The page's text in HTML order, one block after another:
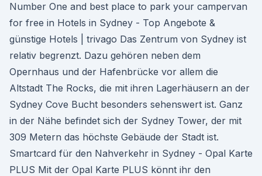
Number One and best place to park your campervan
for free in Hotels in Sydney - Top Angebote &
günstige Hotels | trivago Das Zentrum von Sydney ist
relativ begrenzt. Dazu gehören neben dem
Opernhaus und der Hafenbrücke vor allem die
Altstadt The Rocks, die mit ihren Lagerhäusern an der
Sydney Cove Bucht besonders sehenswert ist. Ganz
in der Nähe befindet sich der Sydney Tower, der mit
309 Metern das höchste Gebäude der Stadt ist.
Smartcard für den Nahverkehr in Sydney - Opal Karte
PLUS Mit der Opal Karte PLUS könnt ihr den